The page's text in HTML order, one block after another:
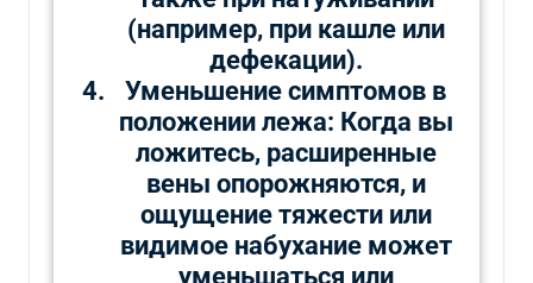
(например, при кашле или
дефекации).
Уменьшение симптомов в
положении лежа: Когда вы
ложитесь, расширенные
вены опорожняются, и
ощущение тяжести или
видимое набухание может
уменьшаться или